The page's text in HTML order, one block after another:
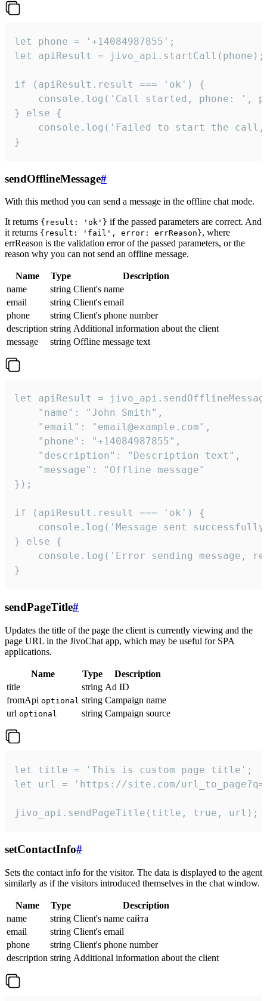
let phone = '+14084987855';
let apiResult = jivo_api.startCall(phone);
if (apiResult.result === 'ok') {
console.log('Call started, phone: ',
} else {
console.log('Failed to start the
}
sendOfflineMessage#
With this method you can send a message in the offline chat mode.
It returns {result: 'ok'} if the passed parameters are correct. And
it returns {result: 'fail', error: errReason}, where
errReason is the validation error of the passed parameters, or the
reason why you can not send an offline message.
Name Type
Description
name
string Client's name
email
string Client's email
phone
string Client's phone number
description string Additional information about the client
message
string Offline message text
let apiResult =
    "name": "John Smith",
    "email": "email@example.com",
    "phone": "+14084987855",
    "description": "Description text",
    "message": "Offline message"
});
if (apiResult.result === 'ok') {
console.log('Message sent
} else {
console.log('Error sending message,
}
sendPageTitle#
Updates the title of the page the client is currently viewing and the
page URL in the JivoChat app, which may be useful for SPA
applications.
Name Type
Description
title
string Ad ID
fromApi optional string Campaign name
url optional string Campaign source
let title = 'This is custom page title';
let url = 'https://site.com/
jivo_api.sendPageTitle(title, true, url);
setContactInfo#
Sets the contact info for the visitor. The data is displayed to the agent
similarly as if the visitors introduced themselves in the chat window.
Name Type
Description
name
string Client's name сайта
email
string Client's email
phone
string Client's phone number
description string Additional information about the client